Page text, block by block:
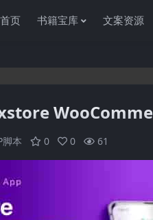
首页 书籍宝库 文案资源
脚本 0 0 61